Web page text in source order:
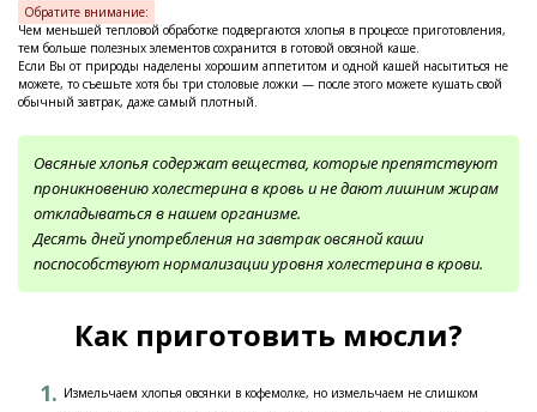
Обратите внимание:
Чем меньшей тепловой обработке подвергаются хлопья в процессе приготовления,
тем больше полезных элементов сохранится в готовой овсяной каше.
Если Вы от природы наделены хорошим аппетитом и одной кашей насытиться не
можете, то съешьте хотя бы три столовые ложки — после этого можете кушать свой
обычный завтрак, даже самый плотный.
Овсяные хлопья содержат вещества, которые препятствуют
проникновению холестерина в кровь и не дают лишним жирам
откладываться в нашем организме.
Десять дней употребления на завтрак овсяной каши
поспособствуют нормализации уровня холестерина в крови.
Как приготовить мюсли?
Измельчаем хлопья овсянки в кофемолке, но измельчаем не слишком